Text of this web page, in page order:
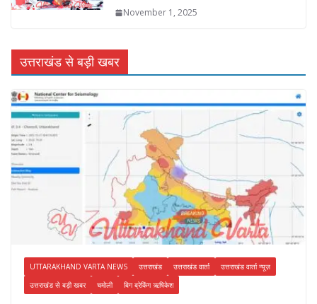
November 1, 2025
उत्तराखंड से बड़ी खबर
UTTARAKHAND VARTA NEWS उत्तराखंड उत्तराखंड वार्ता
उत्तराखंड वार्ता न्यूज़
उत्तराखंड से बड़ी खबर
चमोली बिग ब्रेकिंग ऋषिकेश